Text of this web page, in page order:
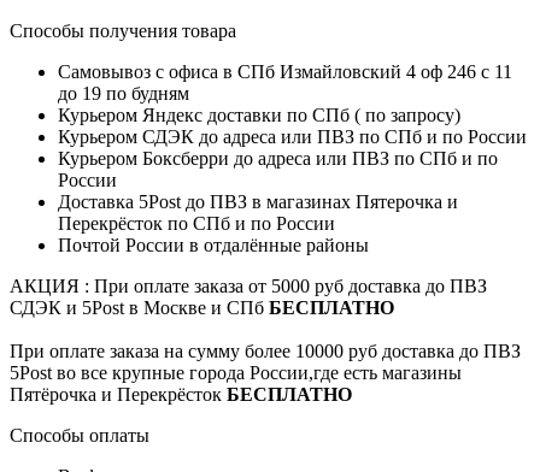
Способы получения товара
Самовывоз с офиса в СПб Измайловский 4 оф 246 с 11
до 19 по будням
Курьером Яндекс доставки по СПб ( по запросу)
Курьером СДЭК до адреса или ПВЗ по СПб и по России
Курьером Боксберри до адреса или ПВЗ по СПб и по
России
Доставка 5Post до ПВЗ в магазинах Пятерочка и
Перекрёсток по СПб и по России
Почтой России в отдалённые районы
АКЦИЯ : При оплате заказа от 5000 руб доставка до ПВЗ
СДЭК и 5Post в Москве и СПб БЕСПЛАТНО
При оплате заказа на сумму более 10000 руб доставка до ПВЗ
5Post во все крупные города России,где есть магазины
Пятёрочка и Перекрёсток БЕСПЛАТНО
Способы оплаты